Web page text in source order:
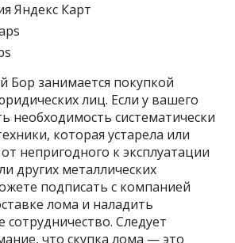
Яндекс Карт
Бор занимается покупкой
лиц. Если у вашего
необходимость систематически
которая устарела или
непригодного к эксплуатации
других металлических
подписать с компанией
лома и наладить
Следует
что скупка лома — это